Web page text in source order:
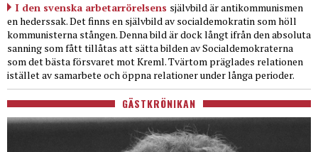
I den svenska arbetarrörelsens självbild är antikommunismen
en hederssak. Det finns en självbild av socialdemokratin som höll
kommunisterna stången. Denna bild är dock långt ifrån den absoluta
sanning som fått tillåtas att sätta bilden av Socialdemokraterna
som det bästa försvaret mot Kreml. Tvärtom präglades relationen
istället av samarbete och öppna relationer under långa perioder.
GÄSTKRÖNIKAN